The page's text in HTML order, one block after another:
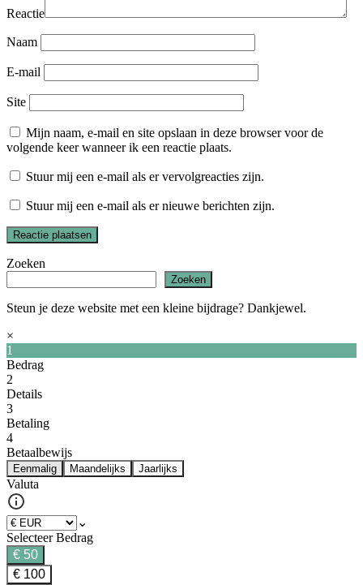
Reactie
Naam
E-mail
Site
Mijn naam, e-mail en site opslaan in deze browser voor de
volgende keer wanneer ik een reactie plaats.
Stuur mij een e-mail als er vervolgreacties zijn.
Stuur mij een e-mail als er nieuwe berichten zijn.
Zoeken
Zoeken
Steun je deze website met een kleine bijdrage? Dankjewel.